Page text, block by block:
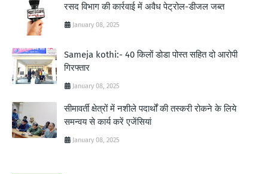
रसद विभाग की कार्रवाई में अवैध पेट्रोल-डीजल जब्त
January 08, 2025
Sameja kothi:- 40 किलों डोडा पोस्त सहित दो आरोपी
गिरफ्तार
January 08, 2025
सीमावर्ती क्षेत्रों में नशीले पदार्थों की तस्करी रोकने के लिये
समन्वय से कार्य करें एजेंसियां
January 08, 2025